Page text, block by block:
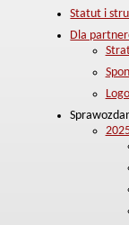
Statut i
Dla